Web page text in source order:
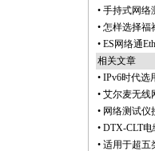
• 手持式网络
• 怎样选择福
• ES网络通
相关文章
• IPv6时代选
• 艾尔麦无线
• 网络测试仪
• DTX-CLT
• 适用于超五